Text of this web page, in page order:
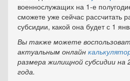
военнослужащих на 1-е
сможете уже сейчас рассчитать
субсидии, какой она будет с 1
Вы также можете
актуальным онлайн
размера жилищной субсидии на
года.